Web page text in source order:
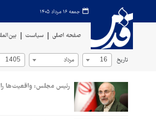
جمعه ۱۶ مرداد ۱۴۰۵
صفحه اصلی سیاست
تاریخ 16 مرداد 1405
رئیس مجلس: واقعیت‌ها را